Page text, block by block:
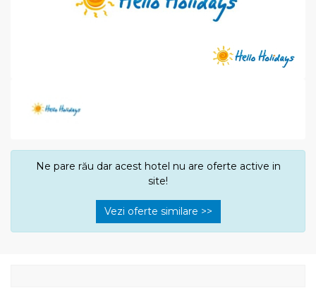
Ne pare rău dar acest hotel nu are oferte active in
site!
Vezi oferte similare >>